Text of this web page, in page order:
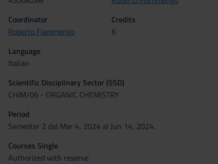
Coordinator
Roberto Fiammengo
Credits
6
Language
Italian
Scientific Disciplinary Sector (SSD)
CHIM/06 - ORGANIC CHEMISTRY
Period
Semester 2 dal Mar 4, 2024 al Jun 14, 2024.
Courses Single
Authorized with reserve